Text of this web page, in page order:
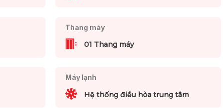
Thang máy
01 Thang máy
Máy lạnh
Hệ thống điều hòa trung tâm